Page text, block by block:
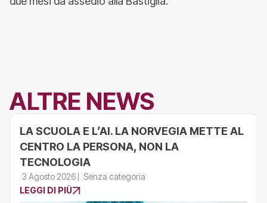
ALTRE NEWS
LA SCUOLA E L’AI. LA NORVEGIA METTE AL
CENTRO LA PERSONA, NON LA
TECNOLOGIA
3 Agosto 2026
Senza categoria
LEGGI DI PIÙ